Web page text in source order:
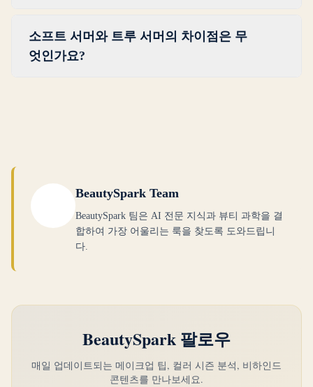
게 하고 올리브가 칙칙해 보인다면, 여러분은
소프트 서머입니다. 자세한 비교는 소프트 오
로 사용하거나 약간 더 선명한 더스티 로즈를
입술에 바르는 것입니다. 핵심은 그 컬러가 절
나입니다. 여러분의 자연 컬러링이 매우 뮤트
하고 블렌딩되어 있기 때문에, 적당한 양의 채
하거나 빌더블한 포뮬러를 선택하세요. 그리
고 충분히 블렌딩하세요. 소프트 서머 메이크
업은 부드러운 빛을 통해 확산된 것처럼 보여
야 합니다.
소프트 서머와 트루 서머의 차이점은 무
엇인가요?
보입니다. 선명한 콘플라워 블루가 너무 밝게
느껴지고 같은 블루의 그레이를 머금은 미스
티 버전을 선호한다면, 여러분은 소프트 서머
입니다. 트루 서머는 더 높은 채도를 소화할 수
BeautySpark Team
BeautySpark 팀은 AI 전문 지식과 뷰티 과학을 결
합하여 가장 어울리는 룩을 찾도록 도와드립니
다.
BeautySpark 팔로우
매일 업데이트되는 메이크업 팁, 컬러 시즌 분석, 비하인드
콘텐츠를 만나보세요.